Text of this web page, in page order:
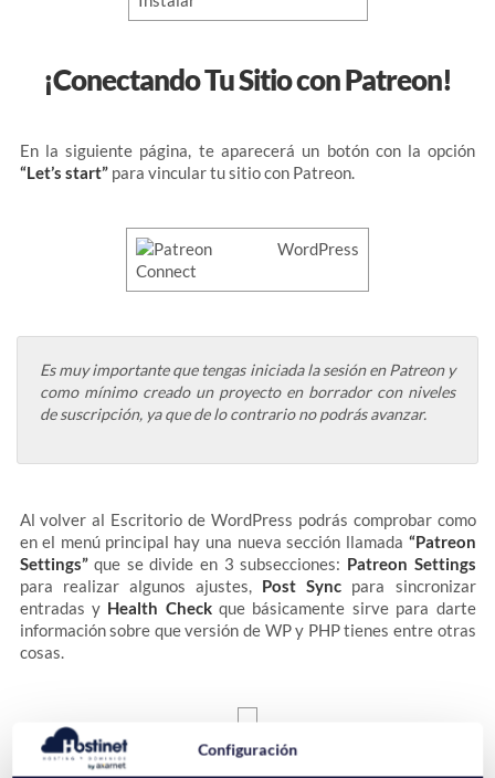
¡Conectando Tu Sitio con Patreon!
En la siguiente página, te aparecerá un botón con la opción
“Let’s start”para vincular tu sitio con Patreon.
Es muy importante que tengas iniciada la sesión en Patreon y
como mínimo creado un proyecto en borrador con niveles
de suscripción, ya que de lo contrario no podrás avanzar.
Al volver al Escritorio de WordPress podrás comprobar como
en el menú principal hay una nueva sección llamada “Patreon
Settings”que se divide en 3 subsecciones: Patreon Settings
para realizar algunos ajustes, Post Sync para sincronizar
entradas y Health Checkque básicamente sirve para darte
información sobre que versión de WP y PHP tienes entre otras
cosas.
Configuración